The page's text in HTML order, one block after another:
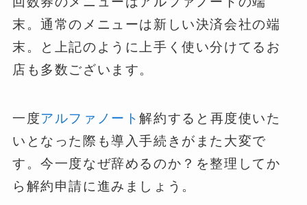
末。通常のメニューは新しい決済会社の端
末。と上記のように上手く使い分けてるお
店も多数ございます。
一度アルファノート解約すると再度使いた
いとなった際も導入手続きがまた大変で
す。今一度なぜ辞めるのか？を整理してか
ら解約申請に進みましょう。